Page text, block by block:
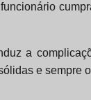
a
e sempre